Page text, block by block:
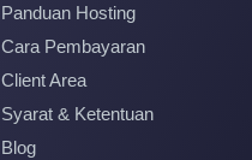
Panduan Hosting
Cara Pembayaran
Client Area
Syarat & Ketentuan
Blog